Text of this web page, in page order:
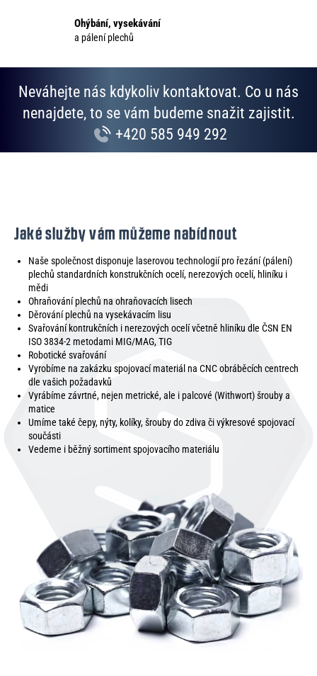
v
i
u
Ohýbání, vysekávání
a pálení plechů
Neváhejte nás kdykoliv kontaktovat. Co u nás
nenajdete, to se vám budeme snažit zajistit.
+420 585 949 292
Jaké služby vám můžeme nabídnout
Naše společnost disponuje laserovou technologií pro řezání (pálení)
plechů standardních konstrukčních ocelí, nerezových ocelí, hliníku i
mědi
Ohraňování plechů na ohraňovacích lisech
Děrování plechů na vysekávacím lisu
Svařování kontrukčních i nerezových ocelí včetně hliníku dle ČSN EN
ISO 3834-2 metodami MIG/MAG, TIG
Robotické svařování
Vyrobíme na zakázku spojovací materiál na CNC obráběcích centrech
dle vašich požadavků
Vyrábíme závrtné, nejen metrické, ale i palcové (Withwort) šrouby a
matice
Umíme také čepy, nýty, kolíky, šrouby do zdiva či výkresové spojovací
součásti
Vedeme i běžný sortiment spojovacího materiálu